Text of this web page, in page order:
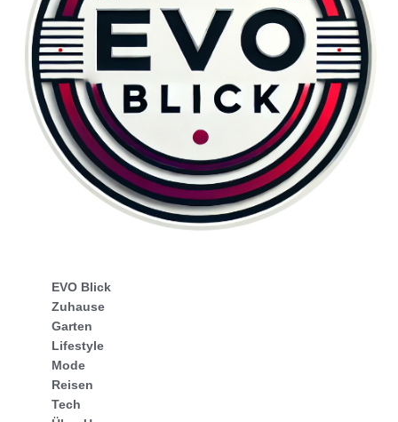
EVO Blick
Zuhause
Garten
Lifestyle
Mode
Reisen
Tech